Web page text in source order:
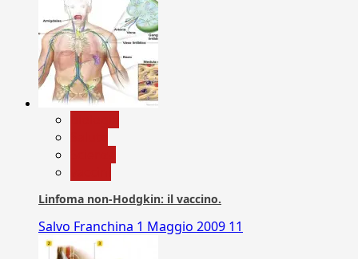
Linfoma non-Hodgkin: il vaccino.
Salvo Franchina 1 Maggio 2009 11